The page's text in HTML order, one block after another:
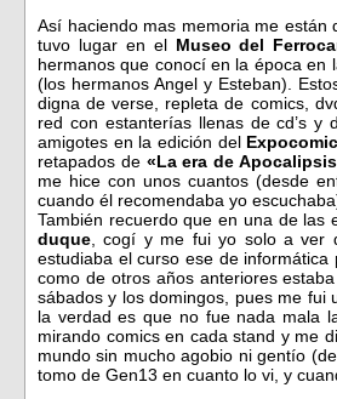
Así haciendo mas memoria me
tuvo lugar en el Museo del
hermanos que conocí en la época en
(los hermanos Angel y Esteban).
digna de verse, repleta de comics,
red con estanterías llenas de cd’s y
amigotes en la edición del
retapados de «La era de
me hice con unos cuantos (desde
cuando él recomendaba yo
También recuerdo que en una de
duque , cogí y me fui yo solo a ver
estudiaba el curso ese de
como de otros años anteriores
sábados y los domingos, pues me fui
la verdad es que no fue nada mala
mirando comics en cada stand y me
mundo sin mucho agobio ni gentío
tomo de Gen13 en cuanto lo vi, y